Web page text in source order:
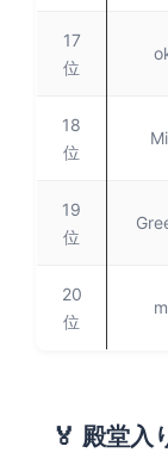
17
位
18
位
19
位
20
位
🏅 殿堂入